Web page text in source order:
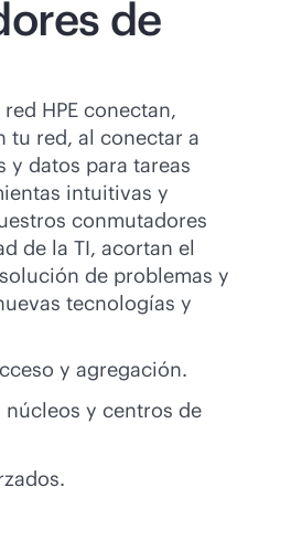
de
HPE conectan,
tu red, al conectar a
y datos para tareas
intuitivas y
conmutadores
de la TI, acortan el
de problemas y
tecnologías y
y agregación.
y centros de